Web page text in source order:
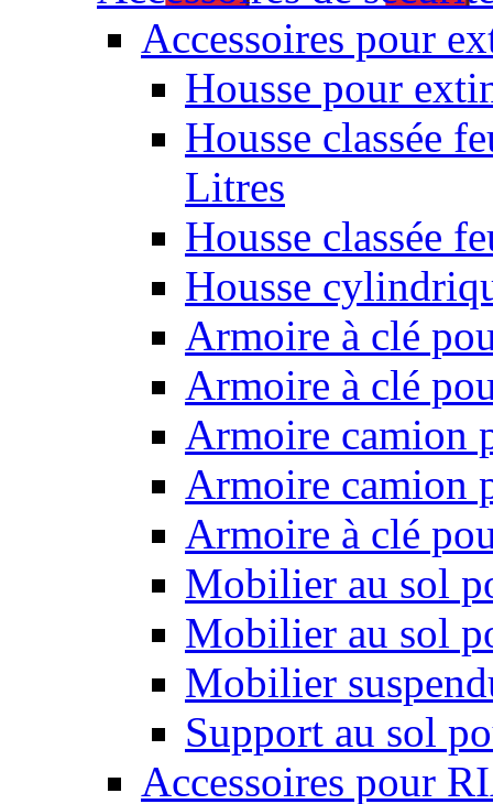
Accessoires pour
Housse pour
Housse classée
Litres
Housse classée
Housse
Armoire à clé
Armoire à clé
Armoire camion
Armoire camion
Armoire à clé
Mobilier au sol
Mobilier au sol
Mobilier
Support au sol
Accessoires pour